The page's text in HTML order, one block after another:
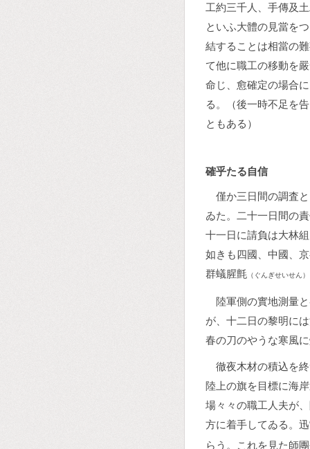
工約三千人、手傳及
といふ大體の見當を
結することは相當の
て他に職工の移動を
命じ、愈確定の場合
る。（後一時不足を
ともある）
確乎たる自信
僅か三日間の調査
ゐた。二十一日間の
十一日に請負は大林
如きも四國、中國、
群蟻腥氈 （ぐんぎせいせん）
陸軍側の實地測量
が、十二日の黎明に
春の刀のやうな寒風
徹夜木材の積込を
陸上の旗を目標に海
場々々の職工人夫が
方に着手してゐる。
らう。これを見た師